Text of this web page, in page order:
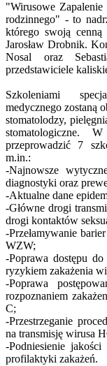
"Wirusowe
rodzinnego" - to
którego swoją
Jarosław Drobnik.
Nosal oraz
przedstawiciele
Szkoleniami
medycznego zostaną
stomatolodzy,
stomatologiczne.
przeprowadzić 7
m.in.:
-Najnowsze
diagnostyki oraz
-Aktualne dane
-Główne drogi
drogi kontaktów
-Przełamywanie
WZW;
-Poprawa dostępu
ryzykiem zakażenia
-Poprawa
rozpoznaniem
C;
-Przestrzeganie
na transmisję wirusa
-Podniesienie
profilaktyki zakażeń.